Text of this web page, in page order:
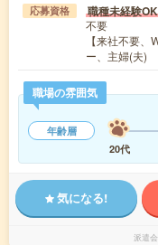
応募資格 職種未経験OK
不要
【来社不要
ー、主婦(夫)
職場の雰囲気
年齢層
20代
気になる!
派遣